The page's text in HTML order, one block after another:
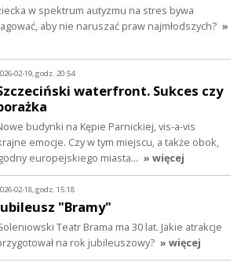
w spektrum autyzmu na stres bywa
aby nie naruszać praw najmłodszych? »
02-19, godz. 20:54
waterfront. Sukces czy
budynki na Kępie Parnickiej, vis-a-vis
emocje. Czy w tym miejscu, a także obok,
europejskiego miasta… » więcej
02-18, godz. 15:18
"Bramy"
Teatr Brama ma 30 lat. Jakie atrakcje
na rok jubileuszowy? » więcej